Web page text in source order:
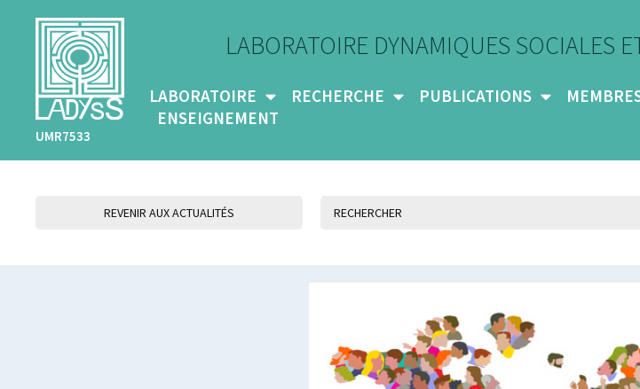
UMR7533
LABORATOIRE DYNAMIQUES SOCIALES
LABORATOIRE RECHERCHE PUBLICATIONS
ENSEIGNEMENT
REVENIR AUX ACTUALITÉS